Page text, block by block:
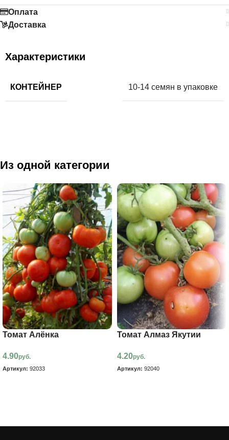
Оплата
Доставка
Характеристики
КОНТЕЙНЕР 10-14 семян в упаковке
Из одной категории
Томат Алёнка
4.90руб.
Артикул: 92033
Томат Алмаз Якутии
4.20руб.
Артикул: 92040